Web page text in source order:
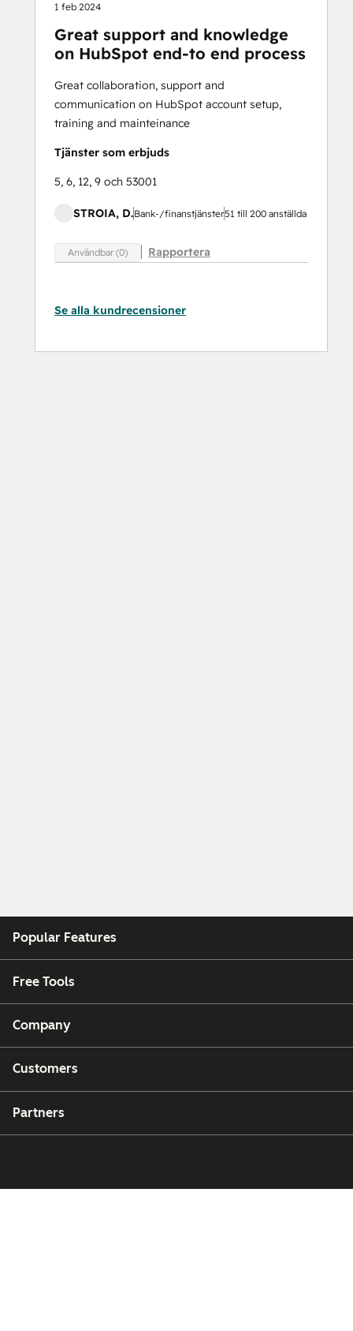
1 feb 2024
Great support and knowledge
on HubSpot end-to end process
Great collaboration, support and
communication on HubSpot account setup,
training and mainteinance
Tjänster som erbjuds
5, 6, 12, 9 och 53001
STROIA, D.Bank-/finanstjänster51 till 200 anställda
Användbar (0) Rapportera
Se alla kundrecensioner
Popular Features
Free Tools
Company
Customers
Partners